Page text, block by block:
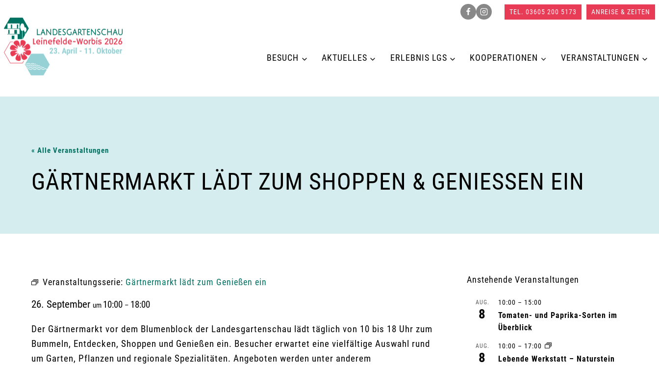
Inhalt
springen
TEL. 03605 200 5173 ANREISE & ZEITEN
BESUCH AKTUELLES ERLEBNIS LGS KOOPERATIONEN VERANSTALTUNGEN
« Alle Veranstaltungen
GÄRTNERMARKT LÄDT ZUM SHOPPEN & GENIESSEN EIN
Veranstaltungsserie: Gärtnermarkt lädt zum Genießen ein
26. September um 10:00 – 18:00
Der Gärtnermarkt vor dem Blumenblock der Landesgartenschau lädt täglich von 10 bis 18 Uhr zum
Bummeln, Entdecken, Shoppen und Genießen ein. Besucher erwartet eine vielfältige Auswahl rund
um Garten, Pflanzen und regionale Spezialitäten. Angeboten werden unter anderem
Anstehende Veranstaltungen
AUG.
8
10:00 – 15:00
Tomaten- und Paprika-Sorten im
Überblick
AUG.
8
10:00 – 17:00
Lebende Werkstatt – Naturstein